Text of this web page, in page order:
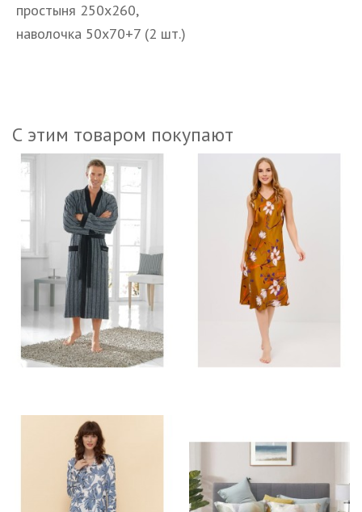
простыня 250х260,
наволочка 50х70+7 (2 шт.)
С этим товаром покупают